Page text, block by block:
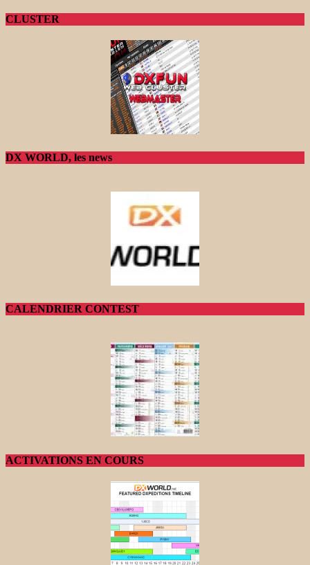
CLUSTER
DX WORLD, les news
CALENDRIER CONTEST
ACTIVATIONS EN COURS